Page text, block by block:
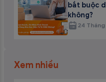
bắt buộc
không?
24
Xem nhiều